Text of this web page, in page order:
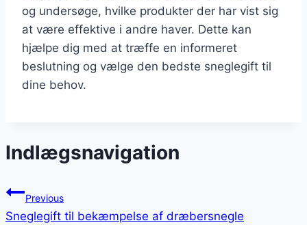
og undersøge, hvilke produkter der har vist sig
at være effektive i andre haver. Dette kan
hjælpe dig med at træffe en informeret
beslutning og vælge den bedste sneglegift til
dine behov.
Indlægsnavigation
Previous
Sneglegift til bekæmpelse af dræbersnegle